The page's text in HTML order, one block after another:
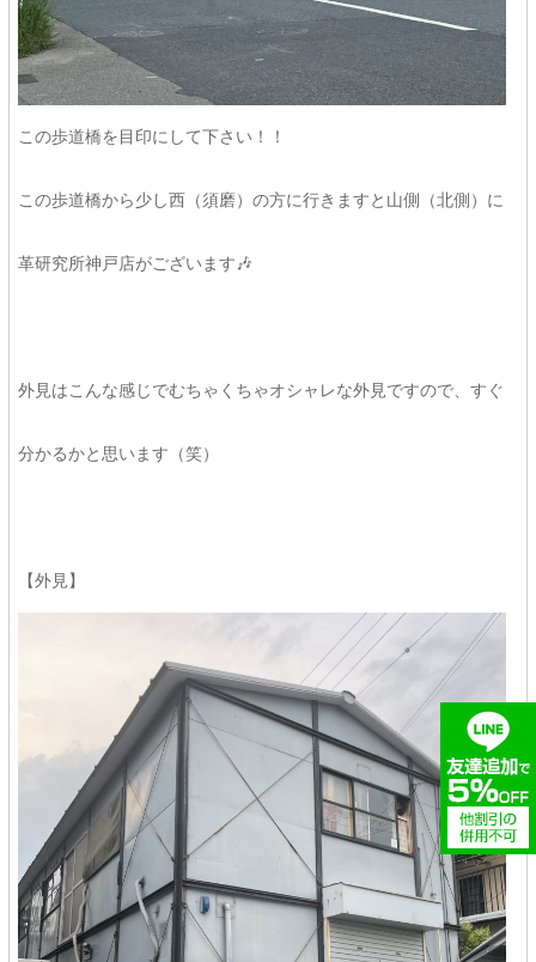
この歩道橋を目印にして下さい！！
この歩道橋から少し西（須磨）の方に行きますと山側（北側）に
革研究所神戸店がございます🎶
外見はこんな感じでむちゃくちゃオシャレな外見ですので、すぐ
分かるかと思います（笑）
【外見】